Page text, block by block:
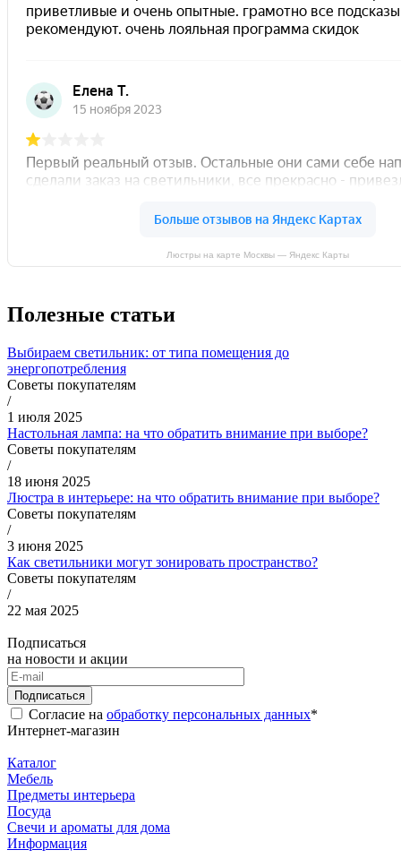
Люстры на карте Москвы — Яндекс Карты
Полезные статьи
Выбираем светильник: от типа помещения до
энергопотребления
Советы покупателям
/
1 июля 2025
Настольная лампа: на что обратить внимание при выборе?
Советы покупателям
/
18 июня 2025
Люстра в интерьере: на что обратить внимание при выборе?
Советы покупателям
/
3 июня 2025
Как светильники могут зонировать пространство?
Советы покупателям
/
22 мая 2025
Подписаться
на новости и акции
Подписаться
Согласие на обработку персональных данных*
Интернет-магазин
Каталог
Мебель
Предметы интерьера
Посуда
Свечи и ароматы для дома
Информация